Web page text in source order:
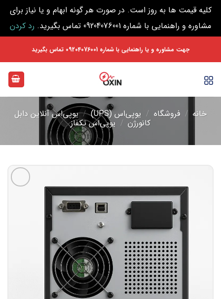
کلیه قیمت ها به روز است. در صورت هر گونه ابهام و یا نیاز برای
مشاوره و راهنمایی با شماره 09204076001 تماس بگیرید.
رد کردن
جهت مشاوره و یا راهنمایی با شماره 09204076001 تماس بگیرید
خانه / فروشگاه / یوپی‌اس (UPS) / یوپی‌اس آنلاین دابل
کانورژن / یوپی‌اس تکفاز